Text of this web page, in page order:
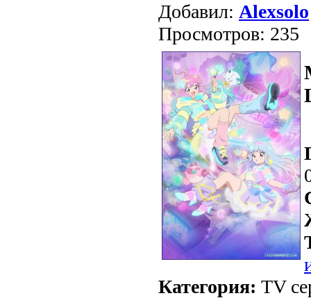
Добавил: Alexsolo
Просмотров: 235
Категория: TV